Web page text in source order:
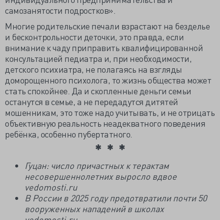
самозанятости подростков».
Многие родительские печали взрастают на безделье
и бесконтрольности деточки, это правда, если
внимание к чаду приправить квалифицированной
консультацией педиатра и, при необходимости,
детского психиатра, не полагаясь на взгляды
доморощенного психолога, то жизнь общества может
стать спокойнее. Да и скопленные деньги семьи
останутся в семье, а не передадутся дитятей
мошенникам, это тоже надо учитывать, и не отрицать
объективную реальность неадекватного поведения
ребёнка, особенно пубертатного.
Гуцан: число причастных к терактам
несовершеннолетних выросло вдвое
vedomosti.ru
В России в 2025 году предотвратили почти 50
вооруженных нападений в школах